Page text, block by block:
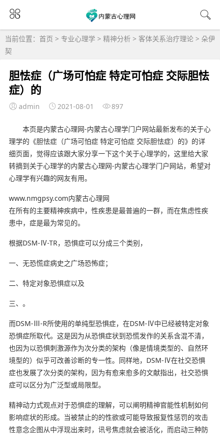
当前位置： 首页 > 专业心理学 > 精神分析 > 客体关系治疗理论 > 朵伊
契
胆怯症（广场可怕症 特定可怕症 交际胆怯
症）的
admin 2021-08-01 897
本页是内蒙古心理网-内蒙古心理学门户网站最新发布的关于心
理学的《胆怯症（广场可怕症 特定可怕症 交际胆怯症）的》的详
细页面，觉得应该跟大家分享一下这个关于心理学的，这里给大家
转摘到关于心理学的内蒙古心理网-内蒙古心理学门户网站，希望对
心理学有兴趣的网友有用。
www.nmgpsy.com内蒙古心理网
在所有的主要精神疾病中，性疾患是最普遍的一群，而在焦虑性疾
患中，症是最为常见的。
根据DSM-Ⅳ-TR，恐惧症可以分成三个类别，
一、无恐慌症病史之广场恐怖症；
二、特定对象恐惧症以及
三、。
而DSM-Ⅲ-R所使用的单纯型恐惧症，在DSM-Ⅳ中已经被特定对象
恐惧症所取代。这是因为从恐惧症状到恐慌发作的关系含混不清，
也因为以恐惧刺激源作为次分类的架构（像是情境类型的、自然环
境型的）似乎可改善诊断的专一性。同样地，DSM-Ⅳ在社交恐惧
症也发展了次分类的架构，因为有愈来愈多的文献指出，社交恐惧
症可以区分为广泛型或局限型。
精神动力式观点对于恐惧症的理解，可以阐明精神官能性机制如何
影响症状的形成。当被禁止的的性欲或可能导致报复性惩罚的攻击
性意念企图从中浮现出来时，讯号焦虑就会被活化，而启动三种防